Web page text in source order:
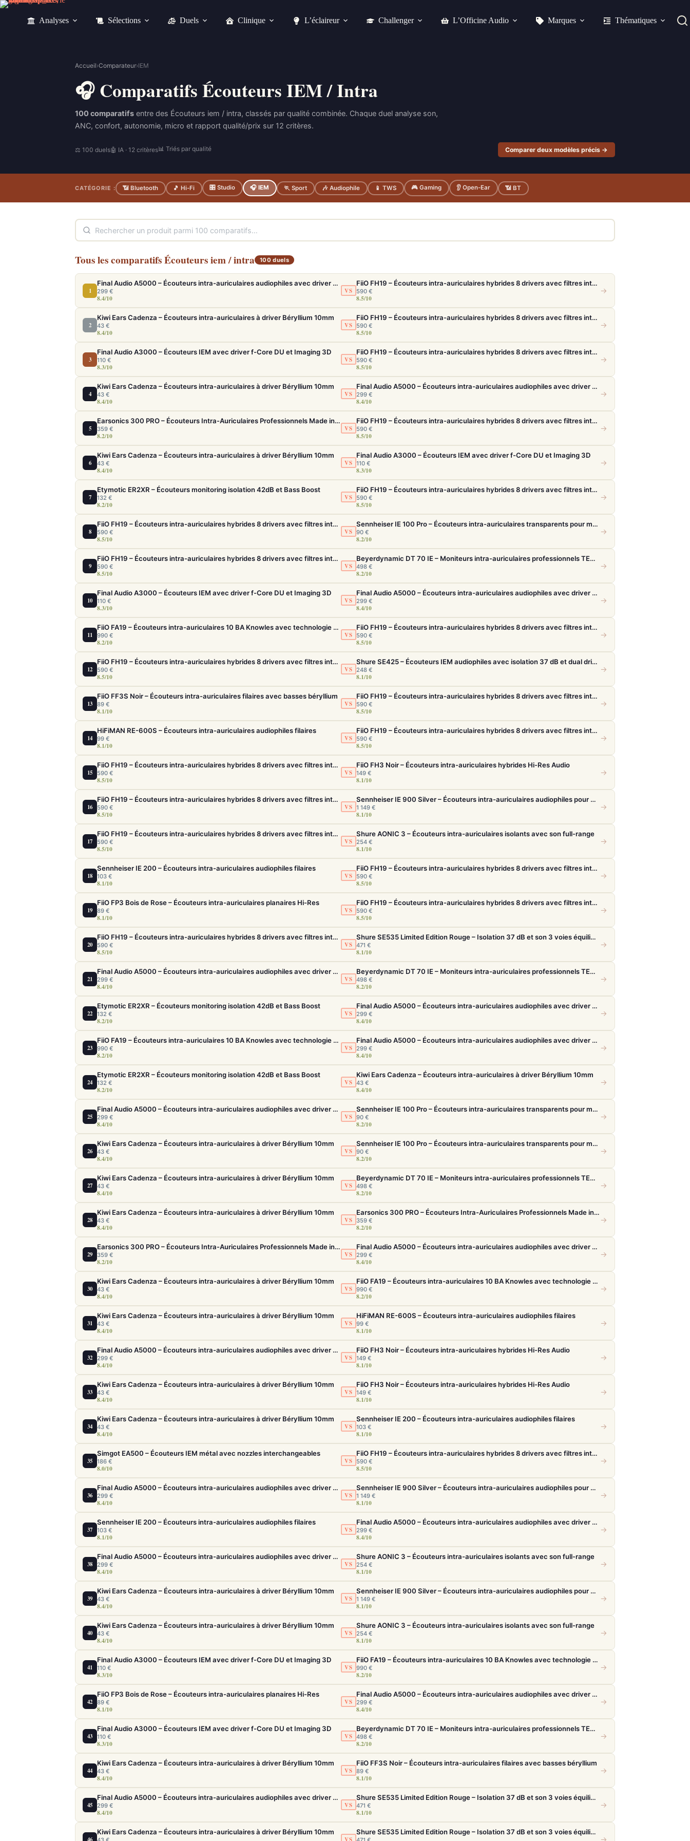
Passer
Analyses Sélections Duels Clinique L’éclaireur Challenger L’Officine Audio Marques Thématiques
Accueil›Comparateur›IEM
🎧 Comparatifs Écouteurs IEM / Intra
100 comparatifs entre des Écouteurs iem / intra, classés par qualité combinée. Chaque duel analyse son,
ANC, confort, autonomie, micro et rapport qualité/prix sur 12 critères.
⚖ 100 duels🤖 IA · 12 critères📊 Triés par qualité Comparer deux modèles précis →
CATÉGORIE : 📶 Bluetooth 🎵 Hi-Fi 🎛 Studio 🎧 IEM 🏃 Sport 🎶 Audiophile 📱 TWS 🎮 Gaming 👂 Open-Ear 📶 BT
Tous les comparatifs Écouteurs iem / intra 100 duels
1
Final Audio A5000 – Écouteurs intra-auriculaires audiophiles avec driver f-Core DU
299 €
8.4/10
VS
FiiO FH19 – Écouteurs intra-auriculaires hybrides 8 drivers avec filtres interchangeables
590 €
8.5/10
→
2
Kiwi Ears Cadenza – Écouteurs intra-auriculaires à driver Béryllium 10mm
43 €
8.4/10
VS
FiiO FH19 – Écouteurs intra-auriculaires hybrides 8 drivers avec filtres interchangeables
590 €
8.5/10
→
3
Final Audio A3000 – Écouteurs IEM avec driver f-Core DU et Imaging 3D
110 €
8.3/10
VS
FiiO FH19 – Écouteurs intra-auriculaires hybrides 8 drivers avec filtres interchangeables
590 €
8.5/10
→
4
Kiwi Ears Cadenza – Écouteurs intra-auriculaires à driver Béryllium 10mm
43 €
8.4/10
VS
Final Audio A5000 – Écouteurs intra-auriculaires audiophiles avec driver f-Core DU
299 €
8.4/10
→
5
Earsonics 300 PRO – Écouteurs Intra-Auriculaires Professionnels Made in France
359 €
8.2/10
VS
FiiO FH19 – Écouteurs intra-auriculaires hybrides 8 drivers avec filtres interchangeables
590 €
8.5/10
→
6
Kiwi Ears Cadenza – Écouteurs intra-auriculaires à driver Béryllium 10mm
43 €
8.4/10
VS
Final Audio A3000 – Écouteurs IEM avec driver f-Core DU et Imaging 3D
110 €
8.3/10
→
7
Etymotic ER2XR – Écouteurs monitoring isolation 42dB et Bass Boost
132 €
8.2/10
VS
FiiO FH19 – Écouteurs intra-auriculaires hybrides 8 drivers avec filtres interchangeables
590 €
8.5/10
→
8
FiiO FH19 – Écouteurs intra-auriculaires hybrides 8 drivers avec filtres interchangeables
590 €
8.5/10
VS
Sennheiser IE 100 Pro – Écouteurs intra-auriculaires transparents pour monitoring live
90 €
8.2/10
→
9
FiiO FH19 – Écouteurs intra-auriculaires hybrides 8 drivers avec filtres interchangeables
590 €
8.5/10
VS
Beyerdynamic DT 70 IE – Moniteurs intra-auriculaires professionnels TESLA.11
498 €
8.2/10
→
10
Final Audio A3000 – Écouteurs IEM avec driver f-Core DU et Imaging 3D
110 €
8.3/10
VS
Final Audio A5000 – Écouteurs intra-auriculaires audiophiles avec driver f-Core DU
299 €
8.4/10
→
11
FiiO FA19 – Écouteurs intra-auriculaires 10 BA Knowles avec technologie S.Turbo
990 €
8.2/10
VS
FiiO FH19 – Écouteurs intra-auriculaires hybrides 8 drivers avec filtres interchangeables
590 €
8.5/10
→
12
FiiO FH19 – Écouteurs intra-auriculaires hybrides 8 drivers avec filtres interchangeables
590 €
8.5/10
VS
Shure SE425 – Écouteurs IEM audiophiles avec isolation 37 dB et dual drivers
248 €
8.1/10
→
13
FiiO FF3S Noir – Écouteurs intra-auriculaires filaires avec basses béryllium
89 €
8.1/10
VS
FiiO FH19 – Écouteurs intra-auriculaires hybrides 8 drivers avec filtres interchangeables
590 €
8.5/10
→
14
HiFiMAN RE-600S – Écouteurs intra-auriculaires audiophiles filaires
99 €
8.1/10
VS
FiiO FH19 – Écouteurs intra-auriculaires hybrides 8 drivers avec filtres interchangeables
590 €
8.5/10
→
15
FiiO FH19 – Écouteurs intra-auriculaires hybrides 8 drivers avec filtres interchangeables
590 €
8.5/10
VS
FiiO FH3 Noir – Écouteurs intra-auriculaires hybrides Hi-Res Audio
149 €
8.1/10
→
16
FiiO FH19 – Écouteurs intra-auriculaires hybrides 8 drivers avec filtres interchangeables
590 €
8.5/10
VS
Sennheiser IE 900 Silver – Écouteurs intra-auriculaires audiophiles pour une fidélité absolue
1 149 €
8.1/10
→
17
FiiO FH19 – Écouteurs intra-auriculaires hybrides 8 drivers avec filtres interchangeables
590 €
8.5/10
VS
Shure AONIC 3 – Écouteurs intra-auriculaires isolants avec son full-range
254 €
8.1/10
→
18
Sennheiser IE 200 – Écouteurs intra-auriculaires audiophiles filaires
103 €
8.1/10
VS
FiiO FH19 – Écouteurs intra-auriculaires hybrides 8 drivers avec filtres interchangeables
590 €
8.5/10
→
19
FiiO FP3 Bois de Rose – Écouteurs intra-auriculaires planaires Hi-Res
89 €
8.1/10
VS
FiiO FH19 – Écouteurs intra-auriculaires hybrides 8 drivers avec filtres interchangeables
590 €
8.5/10
→
20
FiiO FH19 – Écouteurs intra-auriculaires hybrides 8 drivers avec filtres interchangeables
590 €
8.5/10
VS
Shure SE535 Limited Edition Rouge – Isolation 37 dB et son 3 voies équilibré
471 €
8.1/10
→
21
Final Audio A5000 – Écouteurs intra-auriculaires audiophiles avec driver f-Core DU
299 €
8.4/10
VS
Beyerdynamic DT 70 IE – Moniteurs intra-auriculaires professionnels TESLA.11
498 €
8.2/10
→
22
Etymotic ER2XR – Écouteurs monitoring isolation 42dB et Bass Boost
132 €
8.2/10
VS
Final Audio A5000 – Écouteurs intra-auriculaires audiophiles avec driver f-Core DU
299 €
8.4/10
→
23
FiiO FA19 – Écouteurs intra-auriculaires 10 BA Knowles avec technologie S.Turbo
990 €
8.2/10
VS
Final Audio A5000 – Écouteurs intra-auriculaires audiophiles avec driver f-Core DU
299 €
8.4/10
→
24
Etymotic ER2XR – Écouteurs monitoring isolation 42dB et Bass Boost
132 €
8.2/10
VS
Kiwi Ears Cadenza – Écouteurs intra-auriculaires à driver Béryllium 10mm
43 €
8.4/10
→
25
Final Audio A5000 – Écouteurs intra-auriculaires audiophiles avec driver f-Core DU
299 €
8.4/10
VS
Sennheiser IE 100 Pro – Écouteurs intra-auriculaires transparents pour monitoring live
90 €
8.2/10
→
26
Kiwi Ears Cadenza – Écouteurs intra-auriculaires à driver Béryllium 10mm
43 €
8.4/10
VS
Sennheiser IE 100 Pro – Écouteurs intra-auriculaires transparents pour monitoring live
90 €
8.2/10
→
27
Kiwi Ears Cadenza – Écouteurs intra-auriculaires à driver Béryllium 10mm
43 €
8.4/10
VS
Beyerdynamic DT 70 IE – Moniteurs intra-auriculaires professionnels TESLA.11
498 €
8.2/10
→
28
Kiwi Ears Cadenza – Écouteurs intra-auriculaires à driver Béryllium 10mm
43 €
8.4/10
VS
Earsonics 300 PRO – Écouteurs Intra-Auriculaires Professionnels Made in France
359 €
8.2/10
→
29
Earsonics 300 PRO – Écouteurs Intra-Auriculaires Professionnels Made in France
359 €
8.2/10
VS
Final Audio A5000 – Écouteurs intra-auriculaires audiophiles avec driver f-Core DU
299 €
8.4/10
→
30
Kiwi Ears Cadenza – Écouteurs intra-auriculaires à driver Béryllium 10mm
43 €
8.4/10
VS
FiiO FA19 – Écouteurs intra-auriculaires 10 BA Knowles avec technologie S.Turbo
990 €
8.2/10
→
31
Kiwi Ears Cadenza – Écouteurs intra-auriculaires à driver Béryllium 10mm
43 €
8.4/10
VS
HiFiMAN RE-600S – Écouteurs intra-auriculaires audiophiles filaires
99 €
8.1/10
→
32
Final Audio A5000 – Écouteurs intra-auriculaires audiophiles avec driver f-Core DU
299 €
8.4/10
VS
FiiO FH3 Noir – Écouteurs intra-auriculaires hybrides Hi-Res Audio
149 €
8.1/10
→
33
Kiwi Ears Cadenza – Écouteurs intra-auriculaires à driver Béryllium 10mm
43 €
8.4/10
VS
FiiO FH3 Noir – Écouteurs intra-auriculaires hybrides Hi-Res Audio
149 €
8.1/10
→
34
Kiwi Ears Cadenza – Écouteurs intra-auriculaires à driver Béryllium 10mm
43 €
8.4/10
VS
Sennheiser IE 200 – Écouteurs intra-auriculaires audiophiles filaires
103 €
8.1/10
→
35
Simgot EA500 – Écouteurs IEM métal avec nozzles interchangeables
186 €
8.0/10
VS
FiiO FH19 – Écouteurs intra-auriculaires hybrides 8 drivers avec filtres interchangeables
590 €
8.5/10
→
36
Final Audio A5000 – Écouteurs intra-auriculaires audiophiles avec driver f-Core DU
299 €
8.4/10
VS
Sennheiser IE 900 Silver – Écouteurs intra-auriculaires audiophiles pour une fidélité absolue
1 149 €
8.1/10
→
37
Sennheiser IE 200 – Écouteurs intra-auriculaires audiophiles filaires
103 €
8.1/10
VS
Final Audio A5000 – Écouteurs intra-auriculaires audiophiles avec driver f-Core DU
299 €
8.4/10
→
38
Final Audio A5000 – Écouteurs intra-auriculaires audiophiles avec driver f-Core DU
299 €
8.4/10
VS
Shure AONIC 3 – Écouteurs intra-auriculaires isolants avec son full-range
254 €
8.1/10
→
39
Kiwi Ears Cadenza – Écouteurs intra-auriculaires à driver Béryllium 10mm
43 €
8.4/10
VS
Sennheiser IE 900 Silver – Écouteurs intra-auriculaires audiophiles pour une fidélité absolue
1 149 €
8.1/10
→
40
Kiwi Ears Cadenza – Écouteurs intra-auriculaires à driver Béryllium 10mm
43 €
8.4/10
VS
Shure AONIC 3 – Écouteurs intra-auriculaires isolants avec son full-range
254 €
8.1/10
→
41
Final Audio A3000 – Écouteurs IEM avec driver f-Core DU et Imaging 3D
110 €
8.3/10
VS
FiiO FA19 – Écouteurs intra-auriculaires 10 BA Knowles avec technologie S.Turbo
990 €
8.2/10
→
42
FiiO FP3 Bois de Rose – Écouteurs intra-auriculaires planaires Hi-Res
89 €
8.1/10
VS
Final Audio A5000 – Écouteurs intra-auriculaires audiophiles avec driver f-Core DU
299 €
8.4/10
→
43
Final Audio A3000 – Écouteurs IEM avec driver f-Core DU et Imaging 3D
110 €
8.3/10
VS
Beyerdynamic DT 70 IE – Moniteurs intra-auriculaires professionnels TESLA.11
498 €
8.2/10
→
44
Kiwi Ears Cadenza – Écouteurs intra-auriculaires à driver Béryllium 10mm
43 €
8.4/10
VS
FiiO FF3S Noir – Écouteurs intra-auriculaires filaires avec basses béryllium
89 €
8.1/10
→
45
Final Audio A5000 – Écouteurs intra-auriculaires audiophiles avec driver f-Core DU
299 €
8.4/10
VS
Shure SE535 Limited Edition Rouge – Isolation 37 dB et son 3 voies équilibré
471 €
8.1/10
→
46
Kiwi Ears Cadenza – Écouteurs intra-auriculaires à driver Béryllium 10mm
VS
Shure SE535 Limited Edition Rouge – Isolation 37 dB et son 3 voies équilibré
→